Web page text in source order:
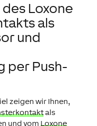
Loxone
als
und
per Push-
zeigen wir Ihnen,
als
und vom Loxone